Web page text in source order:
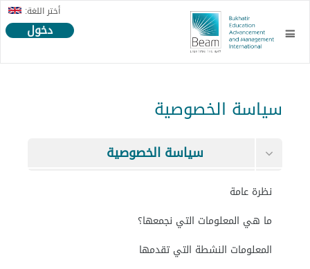
أختر اللغة:
دخول
سياسة الخصوصية
سياسة الخصوصية
البيانات التي يحفظها هذا الموقع
طلب حذف بياناتك
نظرة عامة
ما هي المعلومات التي نجمعها؟
المعلومات النشطة التي تقدمها